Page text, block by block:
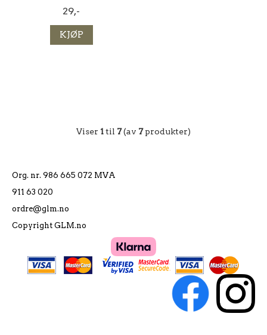
29,-
KJØP
Viser 1til 7(av 7produkter)
Org. nr. 986 665 072 MVA
911 63 020
ordre@glm.no
Copyright GLM.no